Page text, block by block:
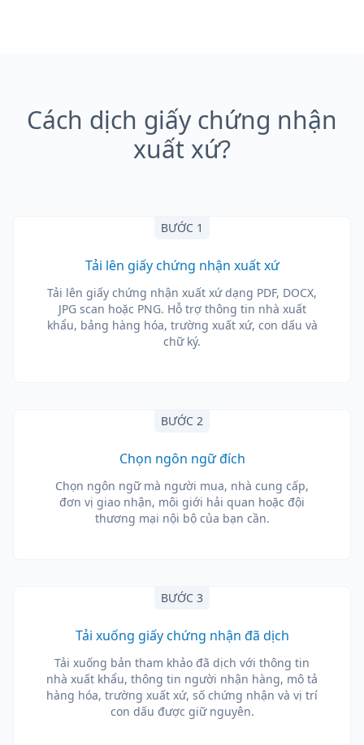
Cách dịch giấy chứng nhận
xuất xứ?
BƯỚC 1
Tải lên giấy chứng nhận xuất xứ
Tải lên giấy chứng nhận xuất xứ dạng PDF, DOCX,
JPG scan hoặc PNG. Hỗ trợ thông tin nhà xuất
khẩu, bảng hàng hóa, trường xuất xứ, con dấu và
chữ ký.
BƯỚC 2
Chọn ngôn ngữ đích
Chọn ngôn ngữ mà người mua, nhà cung cấp,
đơn vị giao nhận, môi giới hải quan hoặc đội
thương mại nội bộ của bạn cần.
BƯỚC 3
Tải xuống giấy chứng nhận đã dịch
Tải xuống bản tham khảo đã dịch với thông tin
nhà xuất khẩu, thông tin người nhận hàng, mô tả
hàng hóa, trường xuất xứ, số chứng nhận và vị trí
con dấu được giữ nguyên.